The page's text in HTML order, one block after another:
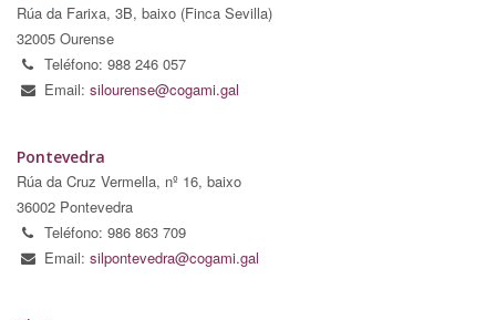
Rúa da Farixa, 3B, baixo (Finca Sevilla)
32005 Ourense
Teléfono: 988 246 057
Email: silourense@cogami.gal
Pontevedra
Rúa da Cruz Vermella, nº 16, baixo
36002 Pontevedra
Teléfono: 986 863 709
Email: silpontevedra@cogami.gal